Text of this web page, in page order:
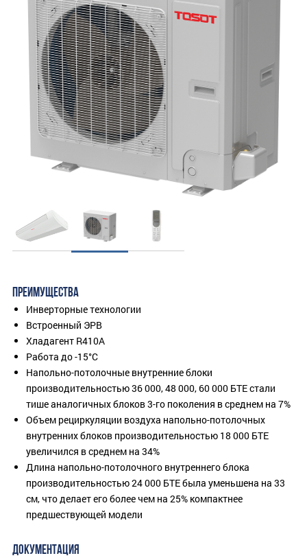
ПРЕИМУЩЕСТВА
Инверторные технологии
Встроенный ЭРВ
Хладагент R410A
Работа до -15°C
Напольно-потолочные внутренние блоки
производительностью 36 000, 48 000, 60 000 БТЕ стали
тише аналогичных блоков 3-го поколения в среднем на 7%
Объем рециркуляции воздуха напольно-потолочных
внутренних блоков производительностью 18 000 БТЕ
увеличился в среднем на 34%
Длина напольно-потолочного внутреннего блока
производительностью 24 000 БТЕ была уменьшена на 33
см, что делает его более чем на 25% компактнее
предшествующей модели
ДОКУМЕНТАЦИЯ